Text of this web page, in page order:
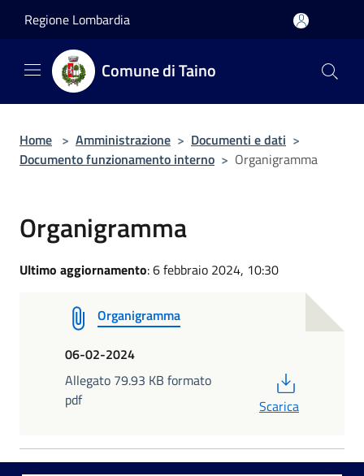
Regione Lombardia
Comune di Taino
Home > Amministrazione > Documenti e dati >
Documento funzionamento interno > Organigramma
Organigramma
Ultimo aggiornamento: 6 febbraio 2024, 10:30
Organigramma
06-02-2024
Allegato 79.93 KB formato
pdf
Scarica